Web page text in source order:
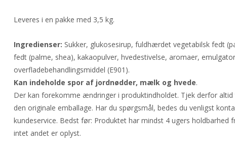
Leveres i en pakke med 3,5 kg.
Ingredienser: Sukker, glukosesirup, fuldhærdet vegetabilsk fedt
fedt (palme, shea), kakaopulver, hvedestivelse, aromaer,
overfladebehandlingsmiddel (E901).
Kan indeholde spor af jordnødder, mælk og hvede.
Der kan forekomme ændringer i produktindholdet. Tjek derfor altid
den originale emballage. Har du spørgsmål, bedes du venligst
kundeservice. Bedst før: Produktet har mindst 4 ugers holdbarhed
intet andet er oplyst.